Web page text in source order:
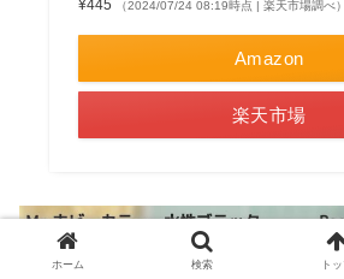
¥445
（2024/07/24 08:19時点 | 楽天市場調べ）
Amazon
楽天市場
ホーム 検索 ト